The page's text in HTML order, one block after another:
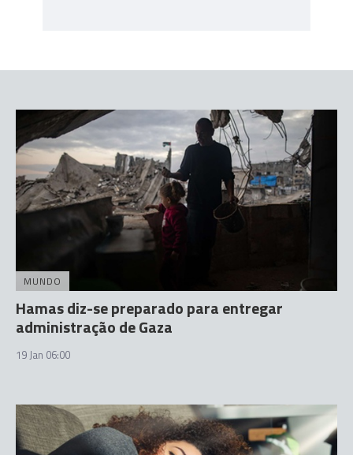
MUNDO
Hamas diz-se preparado para entregar
administração de Gaza
19 Jan 06:00